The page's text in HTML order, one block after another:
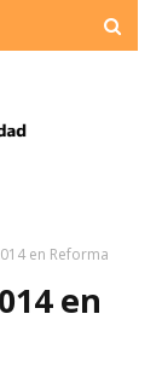
en Reforma
en